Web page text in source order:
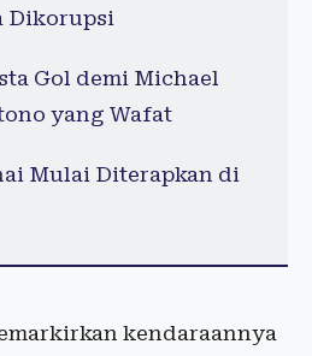
Dikorupsi
Gol demi Michael
yang Wafat
Mulai Diterapkan di
kendaraannya